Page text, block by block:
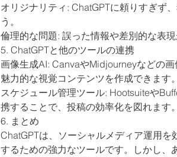
オリジナリティ: ChatGPTに頼りすぎず
う。
倫理的な問題: 誤った情報や差別的な表
5. ChatGPTと他のツールの連携
画像生成AI: CanvaやMidjourneyなどの
魅力的な視覚コンテンツを作成できます。
スケジュール管理ツール: Hootsuiteや
携することで、投稿の効率化を図れます。
6. まとめ
ChatGPTは、ソーシャルメディア運用
するための強力なツールです。しかし、